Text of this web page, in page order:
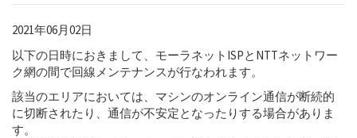
2021年06月02日
以下の日時におきまして、モーラネットISPとNTTネットワー
ク網の間で回線メンテナンスが行なわれます。
該当のエリアにおいては、マシンのオンライン通信が断続的
に切断されたり、通信が不安定となったりする場合がありま
す。